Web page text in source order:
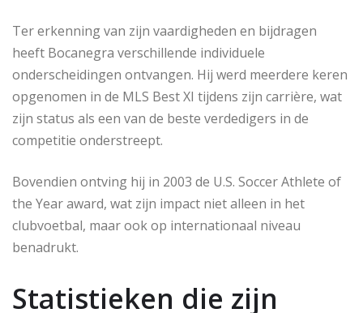
Ter erkenning van zijn vaardigheden en bijdragen
heeft Bocanegra verschillende individuele
onderscheidingen ontvangen. Hij werd meerdere keren
opgenomen in de MLS Best XI tijdens zijn carrière, wat
zijn status als een van de beste verdedigers in de
competitie onderstreept.
Bovendien ontving hij in 2003 de U.S. Soccer Athlete of
the Year award, wat zijn impact niet alleen in het
clubvoetbal, maar ook op internationaal niveau
benadrukt.
Statistieken die zijn